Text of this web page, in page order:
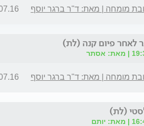
מומחה | מאת: ד"ר ברגר יוסף | 17:00
לאחר פיום קנה (לת)
מומחה | מאת: ד"ר ברגר יוסף | 17:33
(לת)